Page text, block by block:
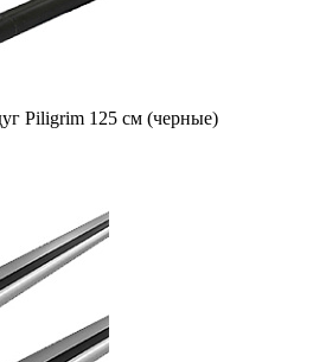
Piligrim 125 см (черные)